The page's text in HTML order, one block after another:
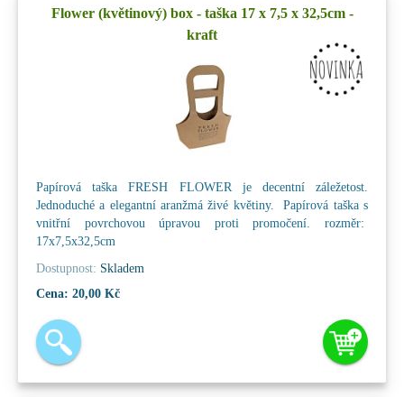
Flower (květinový) box - taška 17 x 7,5 x 32,5cm -
kraft
Papírová taška FRESH FLOWER je decentní záležetost.
Jednoduché a elegantní aranžmá živé květiny. Papírová taška s
vnitřní povrchovou úpravou proti promočení. rozměr:
17x7,5x32,5cm
Dostupnost: Skladem
Cena: 20,00 Kč